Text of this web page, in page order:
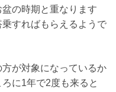
の時期と重なります
すればもらえるようで
が対象になっているか
に1年で2度も来ると